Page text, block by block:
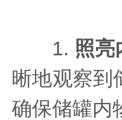
1. 照亮
晰地观察到
确保储罐内